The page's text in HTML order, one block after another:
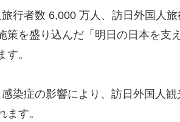
行者数 6,000 万人、訪日外国人
策を盛り込んだ「明日の日本を支
。
染症の影響により、訪日外国人
す。